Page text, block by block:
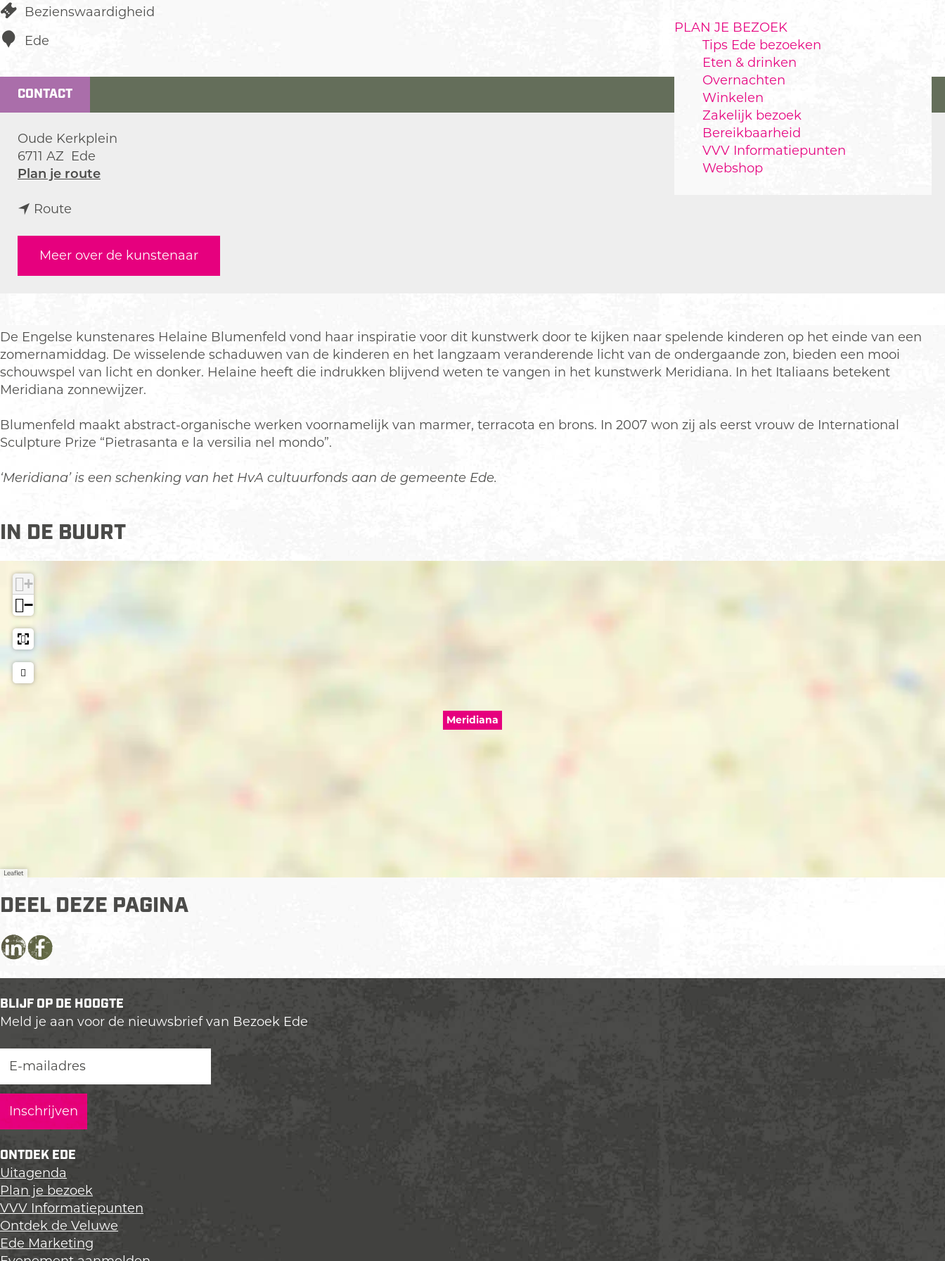
PLAN JE BEZOEK
Tips Ede bezoeken
Eten & drinken
Overnachten
Winkelen
Zakelijk bezoek
Bereikbaarheid
VVV Informatiepunten
Webshop
Bezienswaardigheid
Ede
CONTACT
Oude Kerkplein
6711 AZ Ede
Plan je routen
e
r
i
a
n
a
Route
M
d
i
a
a
Meer over de kunstenaar
De Engelse kunstenares Helaine Blumenfeld vond haar inspiratie voor dit kunstwerk door te kijken naar spelende kinderen op het einde van een
zomernamiddag. De wisselende schaduwen van de kinderen en het langzaam veranderende licht van de ondergaande zon, bieden een mooi
schouwspel van licht en donker. Helaine heeft die indrukken blijvend weten te vangen in het kunstwerk Meridiana. In het Italiaans betekent
Meridiana zonnewijzer.
Blumenfeld maakt abstract-organische werken voornamelijk van marmer, terracota en brons. In 2007 won zij als eerst vrouw de International
Sculpture Prize “Pietrasanta e la versilia nel mondo”.
‘Meridiana’ is een schenking van het HvA cultuurfonds aan de gemeente Ede.
IN DE BUURT
Meridiana
+
−
Leaflet
DEEL DEZE PAGINA
D
l
d
z
p
a
g
i
n
a
o
p
L
i
D
l
d
z
p
a
g
i
a
o
p
F
a
l
d
z
p
a
g
i
a
o
p
X
BLIJF OP DE HOOGTE
Meld je aan voor de nieuwsbrief van Bezoek Ede
ONTDEK EDE
Uitagenda
Plan je bezoek
VVV Informatiepunten
Ontdek de Veluwe
Ede Marketing